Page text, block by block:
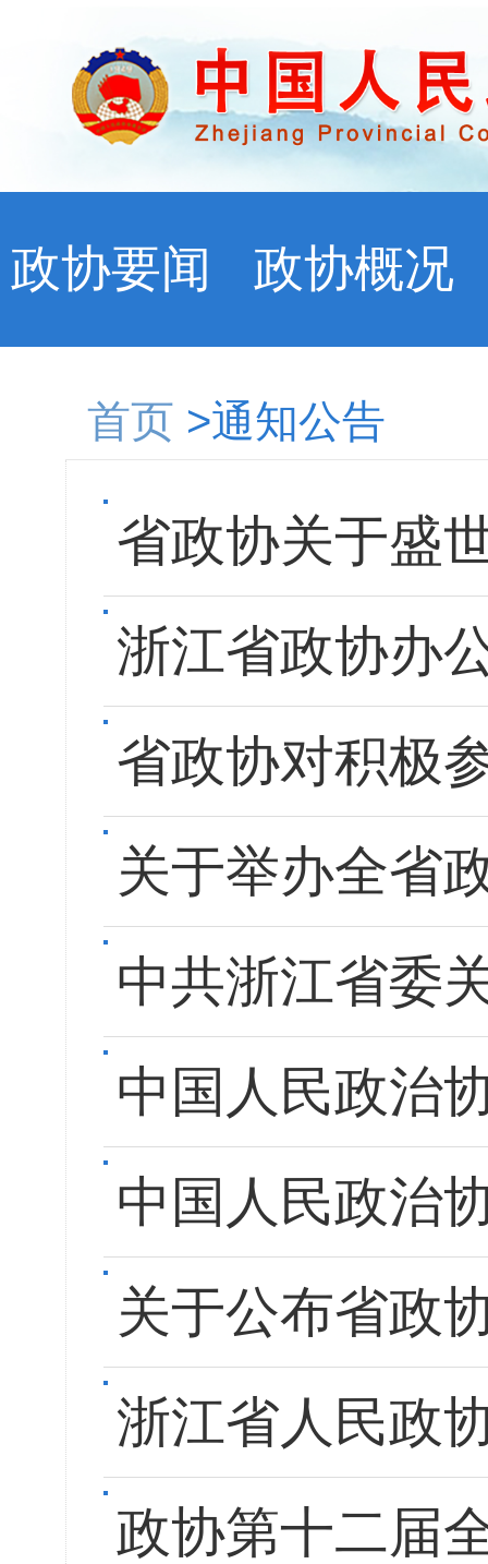
政协要闻 政协概况
首页 >通知公告
省政协关于盛
浙江省政协办
省政协对积极
关于举办全省
中共浙江省委
中国人民政治
中国人民政治
关于公布省政
浙江省人民政
政协第十二届